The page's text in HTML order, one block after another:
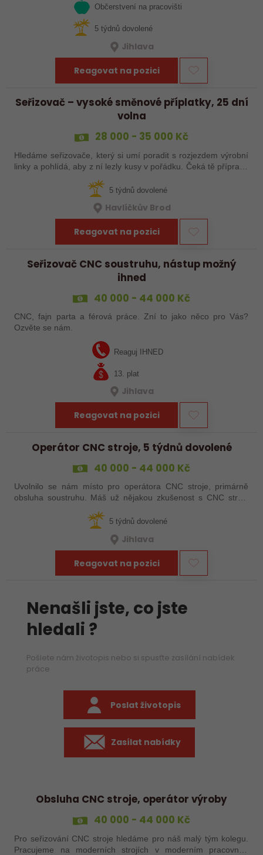
Občerstvení na pracovišti
5 týdnů dovolené
Jihlava
Reagovat na pozici
Seřizovač – vysoké směnové příplatky, 25 dní
volna
28 000 - 35 000 Kč
Hledáme seřizovače, který si umí poradit s rozjezdem výrobní
linky a pohlídá, aby z ní lezly kusy v pořádku. Čeká tě příprava
5 týdnů dovolené
Havlíčkův Brod
Reagovat na pozici
Seřizovač CNC soustruhu, nástup možný
ihned
40 000 - 44 000 Kč
CNC, fajn parta a férová práce. Zní to jako něco pro Vás?
Ozvěte se nám.
Reaguj IHNED
13. plat
Jihlava
Reagovat na pozici
Operátor CNC stroje, 5 týdnů dovolené
40 000 - 44 000 Kč
Uvolnilo se nám místo pro operátora CNC stroje, primárně
obsluha soustruhu. Máš už nějakou zkušenost s CNC stroji,
pošli životopis. Rádi…
5 týdnů dovolené
Jihlava
Reagovat na pozici
Nenašli jste, co jste
hledali ?
Pošlete nám životopis nebo si spusťte zasílání nabídek
práce
Poslat životopis
Zasílat nabídky
Obsluha CNC stroje, operátor výroby
40 000 - 44 000 Kč
Pro seřizování CNC stroje hledáme pro náš malý tým kolegu.
Pracujeme na moderních strojích v moderním pracovním